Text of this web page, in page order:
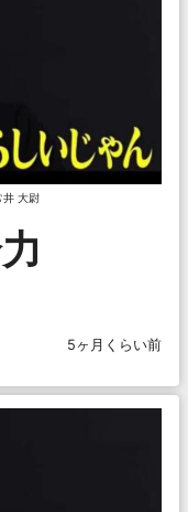
井 大尉
5ヶ月くらい前